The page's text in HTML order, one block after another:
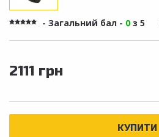
- Загальний бал - 0 з 5
2111 грн